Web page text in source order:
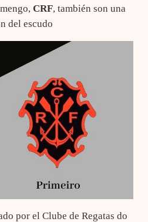
CRF, también son una
del escudo
por el Clube de Regatas do